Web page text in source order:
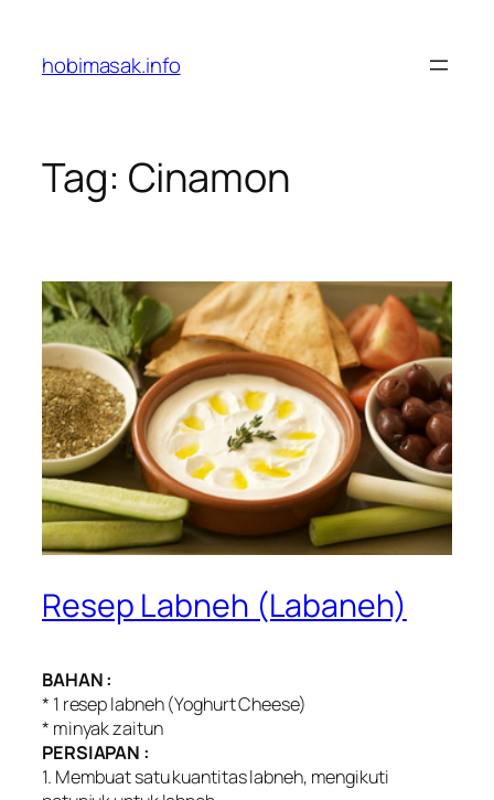
content
hobimasak.info
Tag: Cinamon
Resep Labneh (Labaneh)
BAHAN :
* 1 resep labneh (Yoghurt Cheese)
* minyak zaitun
PERSIAPAN :
1. Membuat satu kuantitas labneh, mengikuti